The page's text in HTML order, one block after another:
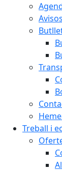
Avisos
Treball i